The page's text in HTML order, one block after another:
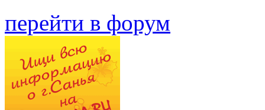
перейти в форум